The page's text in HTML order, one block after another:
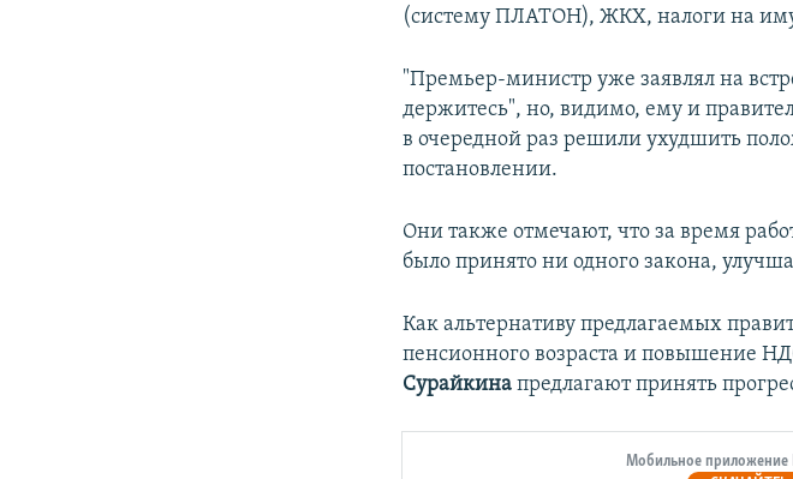
(систему ПЛАТОН), ЖКХ, налоги на
"Премьер-министр уже заявлял на
держитесь", но, видимо, ему и
в очередной раз решили ухудшить
постановлении.
Они также отмечают, что за время
было принято ни одного закона,
Как альтернативу предлагаемых
пенсионного возраста и повышение
Сурайкинапредлагают принять
Мобильное приложение